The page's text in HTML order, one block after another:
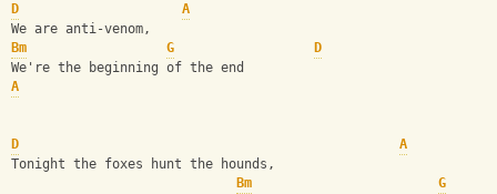
D
A
We are anti-venom,
Bm
G
D
We're the beginning of the end
A
D
A
Tonight the foxes hunt the hounds,
Bm
G